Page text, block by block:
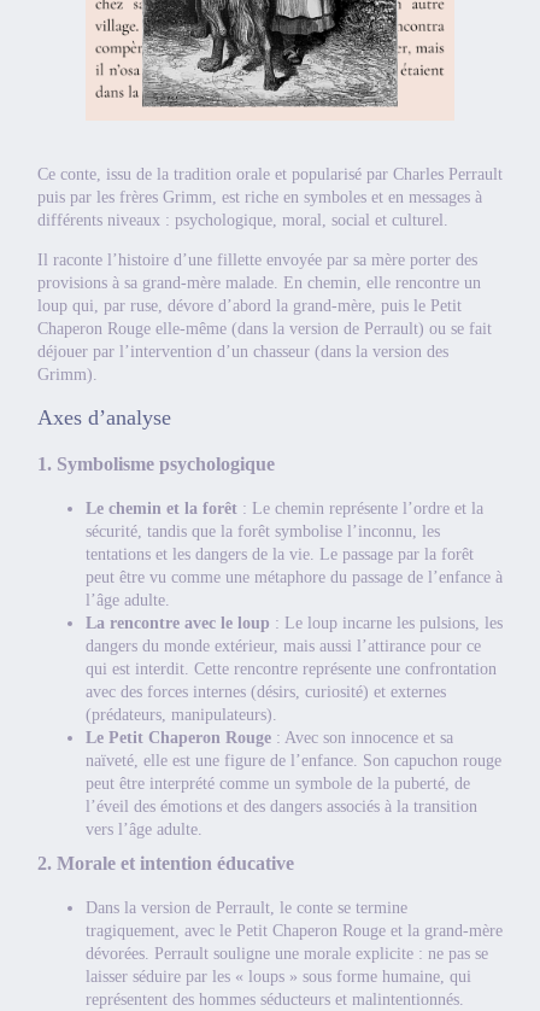
Ce conte, issu de la tradition orale et popularisé par Charles Perrault
puis par les frères Grimm, est riche en symboles et en messages à
différents niveaux : psychologique, moral, social et culturel.
Il raconte l’histoire d’une fillette envoyée par sa mère porter des
provisions à sa grand-mère malade. En chemin, elle rencontre un
loup qui, par ruse, dévore d’abord la grand-mère, puis le Petit
Chaperon Rouge elle-même (dans la version de Perrault) ou se fait
déjouer par l’intervention d’un chasseur (dans la version des
Grimm).
Axes d’analyse
1. Symbolisme psychologique
Le chemin et la forêt: Le chemin représente l’ordre et la
sécurité, tandis que la forêt symbolise l’inconnu, les
tentations et les dangers de la vie. Le passage par la forêt
peut être vu comme une métaphore du passage de l’enfance à
l’âge adulte.
La rencontre avec le loup : Le loup incarne les pulsions, les
dangers du monde extérieur, mais aussi l’attirance pour ce
qui est interdit. Cette rencontre représente une confrontation
avec des forces internes (désirs, curiosité) et externes
(prédateurs, manipulateurs).
Le Petit Chaperon Rouge: Avec son innocence et sa
naïveté, elle est une figure de l’enfance. Son capuchon rouge
peut être interprété comme un symbole de la puberté, de
l’éveil des émotions et des dangers associés à la transition
vers l’âge adulte.
2. Morale et intention éducative
Dans la version de Perrault, le conte se termine
tragiquement, avec le Petit Chaperon Rouge et la grand-mère
dévorées. Perrault souligne une morale explicite : ne pas se
laisser séduire par les « loups » sous forme humaine, qui
représentent des hommes séducteurs et malintentionnés.